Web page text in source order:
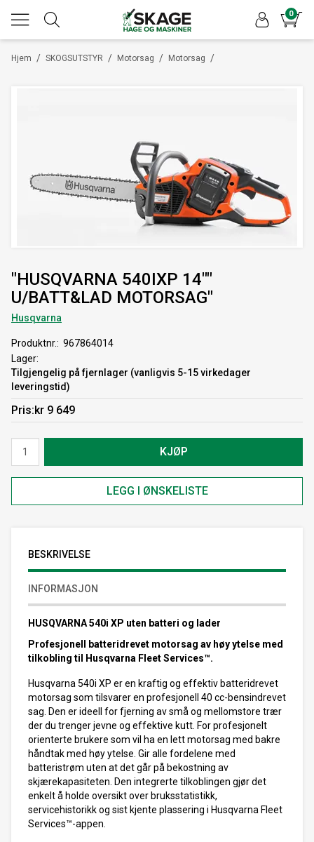
0
/
Hjem /
SKOGSUTSTYR /
Motorsag /
Motorsag
"HUSQVARNA 540IXP 14""
U/BATT&LAD MOTORSAG"
Husqvarna
Produktnr.
967864014
Lager
Tilgjengelig på fjernlager (vanligvis 5-15 virkedager
leveringstid)
Pris kr 9 649
KJØP
LEGG I ØNSKELISTE
BESKRIVELSE
INFORMASJON
HUSQVARNA 540i XP uten batteri og lader
Profesjonell batteridrevet motorsag av høy ytelse med
tilkobling til Husqvarna Fleet Services™.
Husqvarna 540i XP er en kraftig og effektiv batteridrevet
motorsag som tilsvarer en profesjonell 40 cc-bensindrevet
sag. Den er ideell for fjerning av små og mellomstore trær
der du trenger jevne og effektive kutt. For profesjonelt
orienterte brukere som vil ha en lett motorsag med bakre
håndtak med høy ytelse. Gir alle fordelene med
batteristrøm uten at det går på bekostning av
skjærekapasiteten. Den integrerte tilkoblingen gjør det
enkelt å holde oversikt over bruksstatistikk,
servicehistorikk og sist kjente plassering i Husqvarna Fleet
Services™-appen.